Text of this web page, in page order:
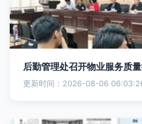
后勤管理处召开物业服务质
更新时间：2026-08-06